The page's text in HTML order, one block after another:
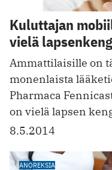
Kuluttajan
vielä
Ammattilaisille on
monenlaista
Pharmaca
on vielä lapsen
8.5.2014
ANOREKSIA